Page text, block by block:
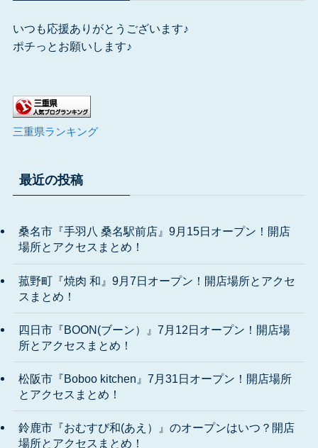
いつも応援ありがとうございます♪
ポチっとお願いします♪
三重県ランキング
最近の投稿
桑名市『手羽八 桑名駅前店』9月15日オープン！開店
場所とアクセスまとめ！
菰野町『焼肉 和』9月7日オープン！開店場所とアクセ
スまとめ！
四日市『BOON(ブーン）』7月12日オープン！開店場
所とアクセスまとめ！
松阪市『Boboo kitchen』7月31日オープン！開店場所
とアクセスまとめ！
鈴鹿市『おむすび和(あえ）』のオープンはいつ？開店
場所とアクセスまとめ！